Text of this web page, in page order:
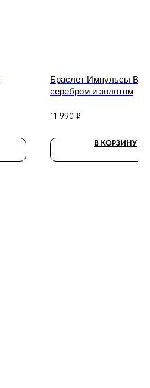
Браслет Импульсы
серебром и золотом
11 990 ₽
В КОРЗИНУ